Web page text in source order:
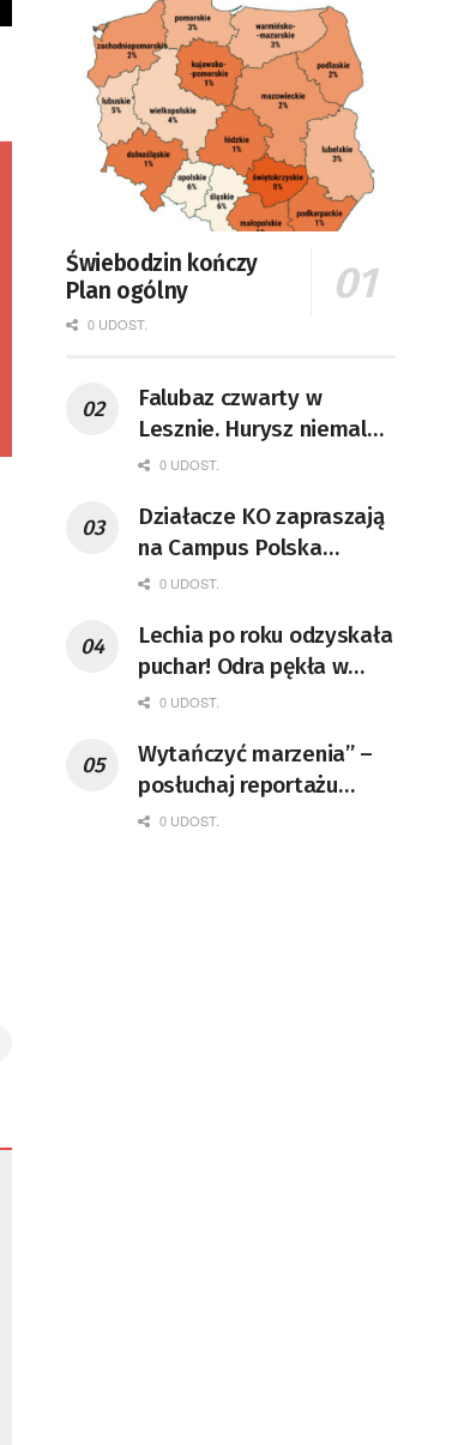
Świebodzin kończy
Plan ogólny
0 UDOST.
Falubaz czwarty w
Lesznie. Hurysz niemal
bezbłędny
0 UDOST.
Działacze KO zapraszają
na Campus Polska
Przyszłości
0 UDOST.
Lechia po roku odzyskała
puchar! Odra pękła w
dogrywce
0 UDOST.
Wytańczyć marzenia” –
posłuchaj reportażu
Moniki Bartkowicz-
0 UDOST.